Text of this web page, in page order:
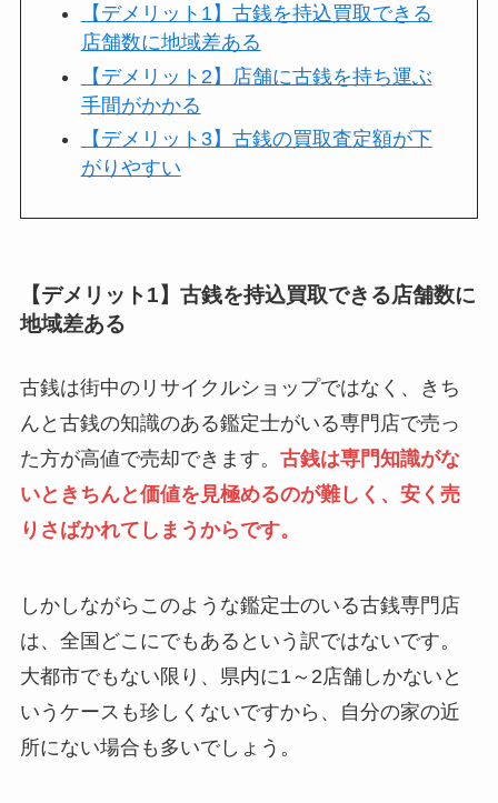
【デメリット1】古銭を持込買取できる
店舗数に地域差ある
【デメリット2】店舗に古銭を持ち運ぶ
手間がかかる
【デメリット3】古銭の買取査定額が下
がりやすい
【デメリット1】古銭を持込買取できる店舗数に
地域差ある
古銭は街中のリサイクルショップではなく、きち
んと古銭の知識のある鑑定士がいる専門店で売っ
た方が高値で売却できます。 古銭は専門知識がな
いときちんと価値を見極めるのが難しく、安く売
りさばかれてしまうからです。
しかしながらこのような鑑定士のいる古銭専門店
は、全国どこにでもあるという訳ではないです。
大都市でもない限り、県内に1～2店舗しかないと
いうケースも珍しくないですから、自分の家の近
所にない場合も多いでしょう。